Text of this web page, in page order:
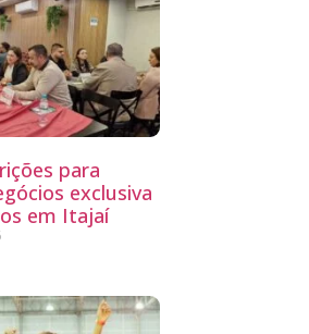
para
exclusiva
em Itajaí